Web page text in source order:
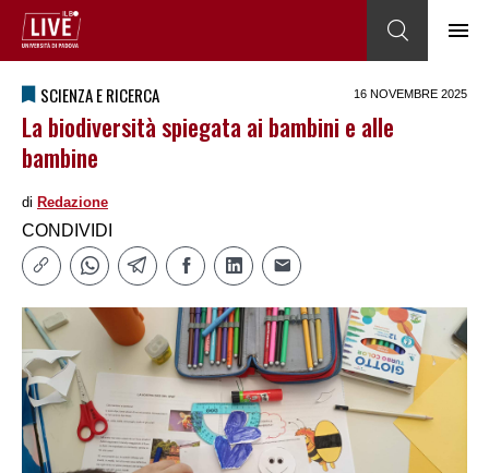
SCIENZA E RICERCA 16 NOVEMBRE 2025
La biodiversità spiegata ai bambini e alle
bambine
di Redazione
CONDIVIDI